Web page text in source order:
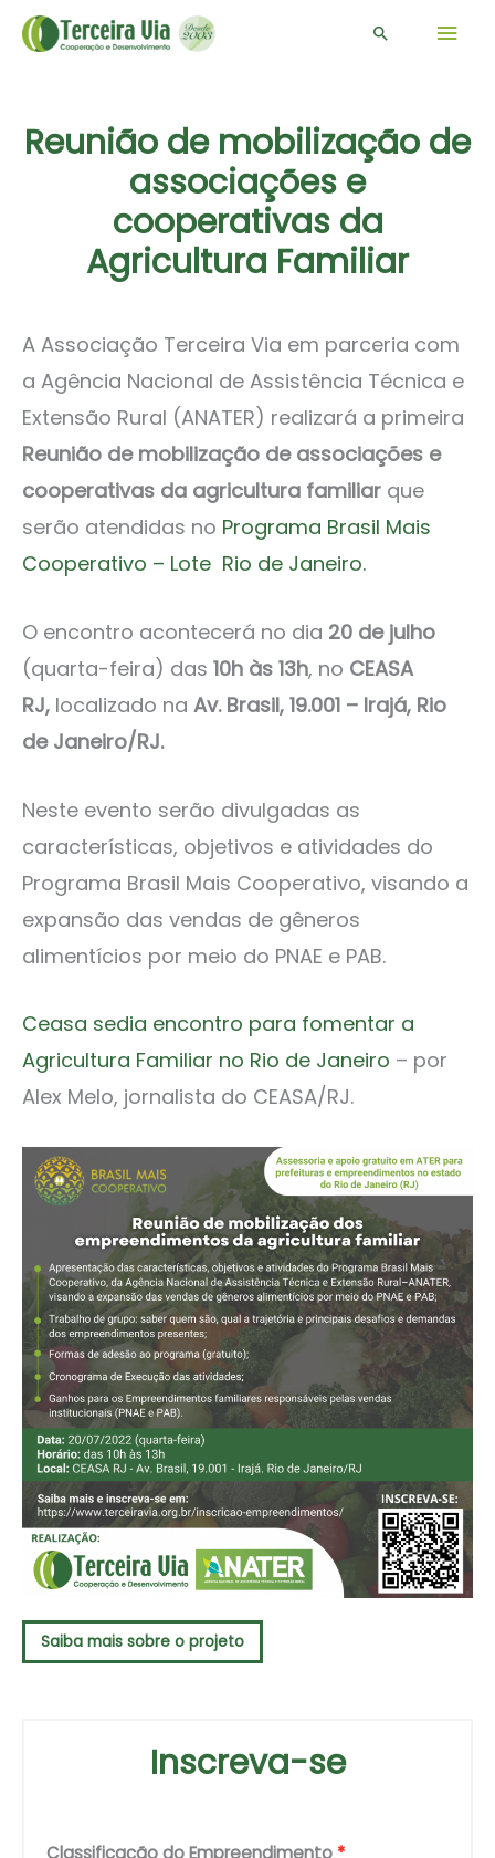
Pesquisar
Reunião de mobilização de
associações e
cooperativas da
Agricultura Familiar
A Associação Terceira Via em parceria com
a Agência Nacional de Assistência Técnica e
Extensão Rural (ANATER) realizará a primeira
Reunião de mobilização de associações e
cooperativas da agricultura familiar que
serão atendidas no Programa Brasil Mais
Cooperativo – Lote Rio de Janeiro.
O encontro acontecerá no dia 20 de julho
(quarta-feira) das 10h às 13h, no CEASA
RJ, localizado na Av. Brasil, 19.001 – Irajá, Rio
de Janeiro/RJ.
Neste evento serão divulgadas as
características, objetivos e atividades do
Programa Brasil Mais Cooperativo, visando a
expansão das vendas de gêneros
alimentícios por meio do PNAE e PAB.
Ceasa sedia encontro para fomentar a
Agricultura Familiar no Rio de Janeiro – por
Alex Melo, jornalista do CEASA/RJ.
Saiba mais sobre o projeto
Inscreva-se
Classificação do Empreendimento